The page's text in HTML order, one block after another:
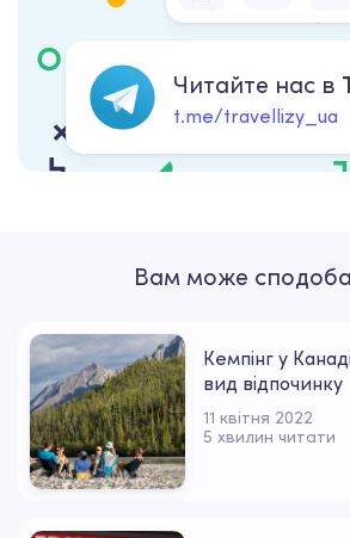
Читайте нас в
t.me/travellizy_ua
Вам може
Кемпінг у
вид відпочинку
11 квітня 2022
5 хвилин читати